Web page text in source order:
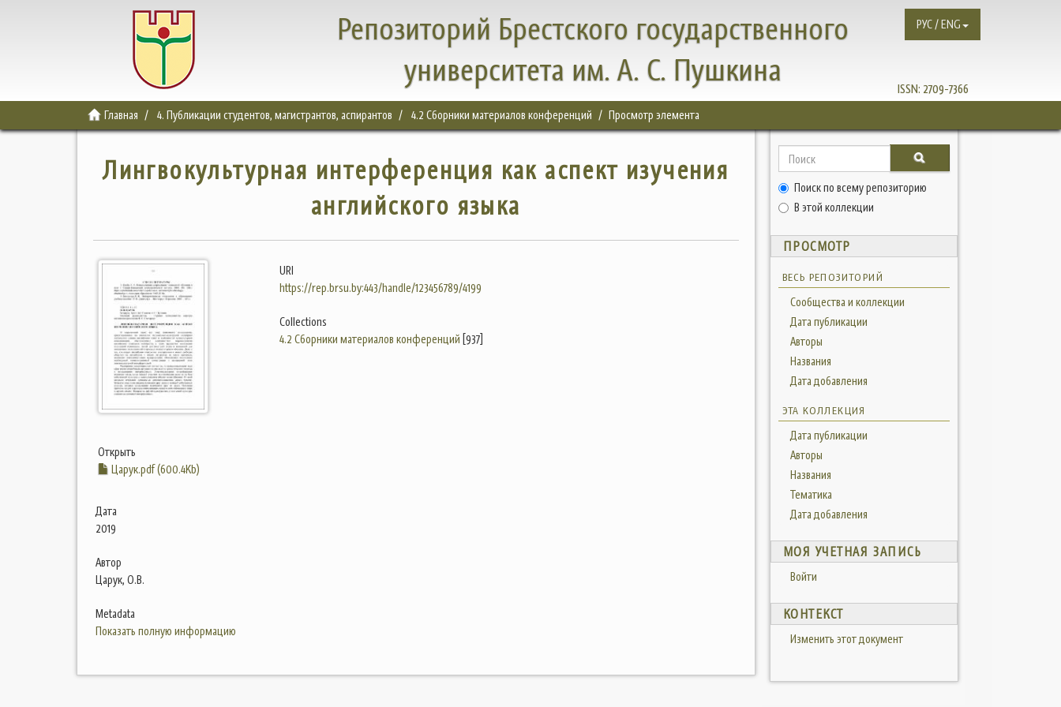
Репозиторий Брестского государственного
университета им. А. С. Пушкина
ISSN: 2709-7366
РУС / ENG
Главная 4. Публикации студентов, магистрантов, аспирантов 4.2 Сборники материалов конференций Просмотр элемента
Лингвокультурная интерференция как аспект изучения
английского языка
Открыть
Царук.pdf (600.4Kb)
Дата
2019
Автор
Царук, О.В.
Metadata
Показать полную информацию
URI
https://rep.brsu.by:443/handle/123456789/4199
Collections
4.2 Сборники материалов конференций [937]
Поиск по всему репозиторию
В этой коллекции
ПРОСМОТР
ВЕСЬ РЕПОЗИТОРИЙ
Сообщества и коллекции
Дата публикации
Авторы
Названия
Дата добавления
ЭТА КОЛЛЕКЦИЯ
Дата публикации
Авторы
Названия
Тематика
Дата добавления
МОЯ УЧЕТНАЯ ЗАПИСЬ
Войти
КОНТЕКСТ
Изменить этот документ